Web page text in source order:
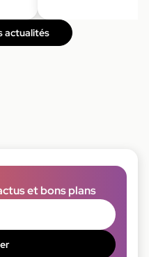
actualités
et bons plans